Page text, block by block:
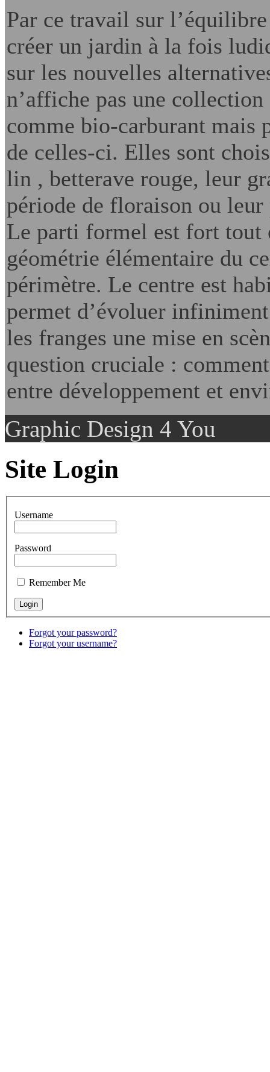
Par ce travail sur
créer un jardin à la fois
sur les nouvelles
n’affiche pas une
comme bio-carburant mais
de celles-ci. Elles sont
lin , betterave rouge, leur
période de floraison ou
Le parti formel est fort tout
géométrie élémentaire du
périmètre. Le centre est
permet d’évoluer
les franges une mise en
question cruciale :
entre développement et
Graphic Design 4 You
Site Login
Username
Password
Remember Me
Forgot your password?
Forgot your username?